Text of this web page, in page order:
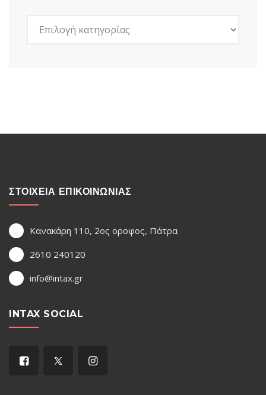
ΣΤΟΙΧΕΙΑ ΕΠΙΚΟΙΝΩΝΙΑΣ
Κανακάρη 110, 2ος οροφος, Πάτρα
2610 240120
info@intax.gr
INTAX SOCIAL